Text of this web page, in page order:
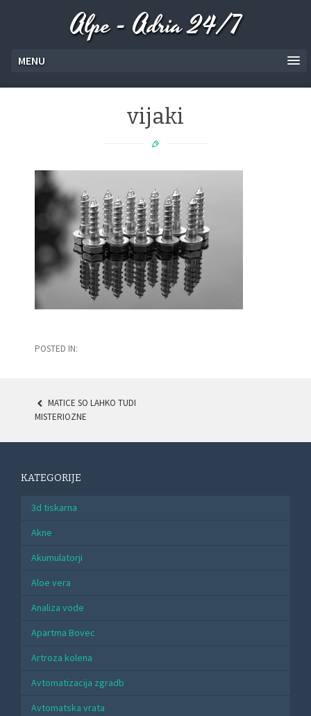
Alpe - Adria 24/7
MENU
vijaki
POSTED IN:
POST
NAVIGATION
MATICE SO LAHKO TUDI
MISTERIOZNE
KATEGORIJE
3d tiskarna
Akne
Akumulatorji
Aloe vera
Analiza vode
Apartma Bovec
Artroza kolena
Avtomatizacija zgradb
Avtomatska vrata